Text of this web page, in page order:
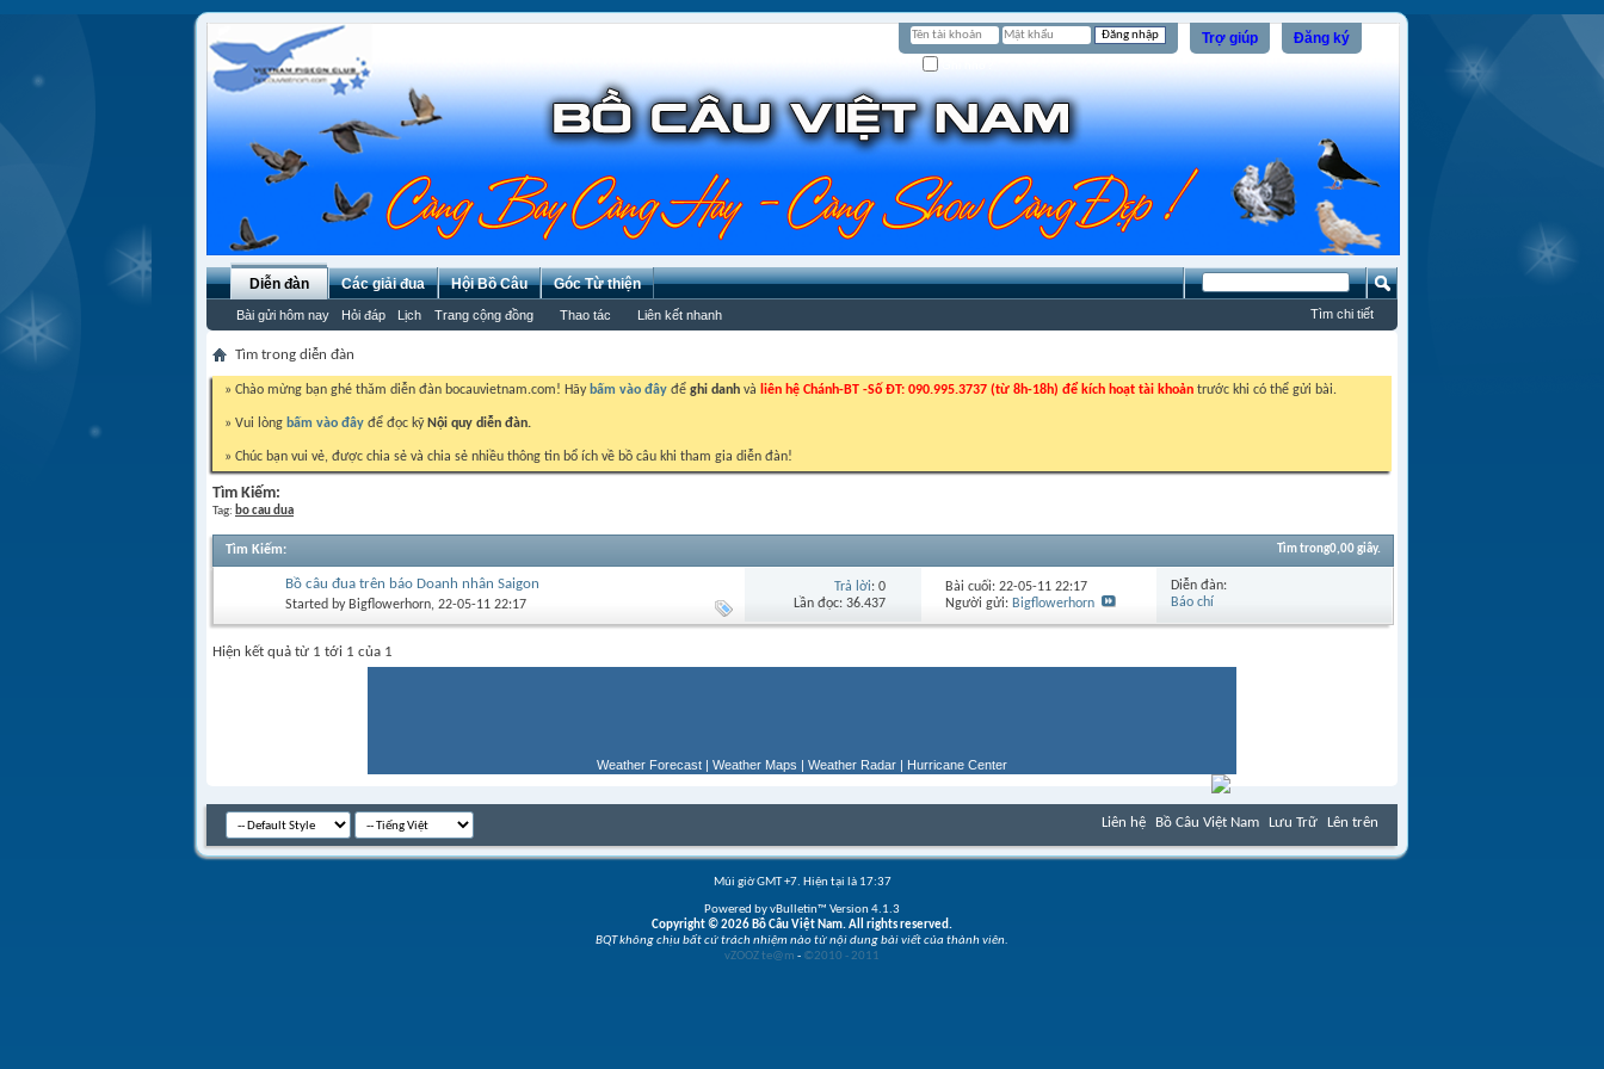
Đăng ký
Trợ giúp
Diễn đàn
Bài gửi hôm nay Hỏi đáp Lịch Trang cộng đồng Thao tác Liên kết nhanh
Các giải đua Hội Bồ Câu Góc Từ thiện
Tìm chi tiết
Tìm trong diễn đàn
» Chào mừng bạn ghé thăm diễn đàn bocauvietnam.com! Hãy bấm vào đây để ghi danh và liên hệ Chánh-BT -Số ĐT: 090.995.3737 (từ 8h-18h) để kích hoạt tài khoản trước khi có thể gửi bài.
» Vui lòng bấm vào đây để đọc kỹ Nội quy diễn đàn.
» Chúc bạn vui vẻ, được chia sẻ và chia sẻ nhiều thông tin bổ ích về bồ câu khi tham gia diễn đàn!
Tìm Kiếm:
Tag: bo cau dua
Tìm Kiếm: Tìm trong0,00giây.
Bồ câu đua trên báo Doanh nhân Saigon
Started by Bigflowerhorn, 22-05-11 22:17
Trả lời: 0
Lần đọc: 36.437
Bài cuối: 22-05-11 22:17
Người gửi: Bigflowerhorn
Diễn đàn:
Báo chí
Hiện kết quả từ 1 tới 1 của 1
Weather Forecast | Weather Maps | Weather Radar | Hurricane Center
Liên hệ Bồ Câu Việt Nam Lưu Trữ Lên trên
Múi giờ GMT +7. Hiện tại là 17:37
Powered by vBulletin™ Version 4.1.3
Copyright © 2026 Bồ Câu Việt Nam. All rights reserved.
BQT không chịu bất cứ trách nhiệm nào từ nội dung bài viết của thành viên.
vZOOZ te@m - ©2010 - 2011